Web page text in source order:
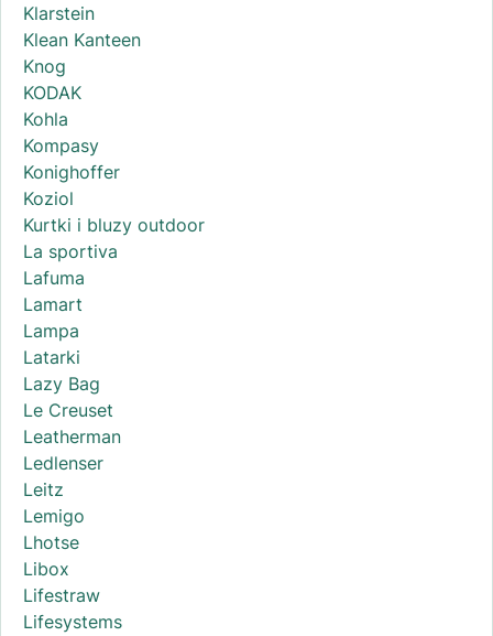
Klarstein
Klean Kanteen
Knog
KODAK
Kohla
Kompasy
Konighoffer
Koziol
Kurtki i bluzy outdoor
La sportiva
Lafuma
Lamart
Lampa
Latarki
Lazy Bag
Le Creuset
Leatherman
Ledlenser
Leitz
Lemigo
Lhotse
Libox
Lifestraw
Lifesystems